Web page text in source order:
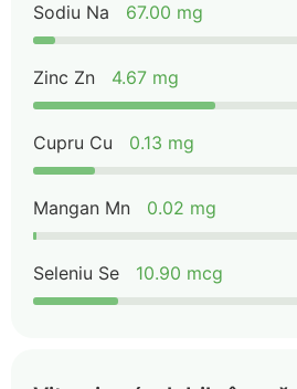
Sodiu Na 67.00 mg
Zinc Zn 4.67 mg
Cupru Cu 0.13 mg
Mangan Mn 0.02 mg
Seleniu Se 10.90 mcg